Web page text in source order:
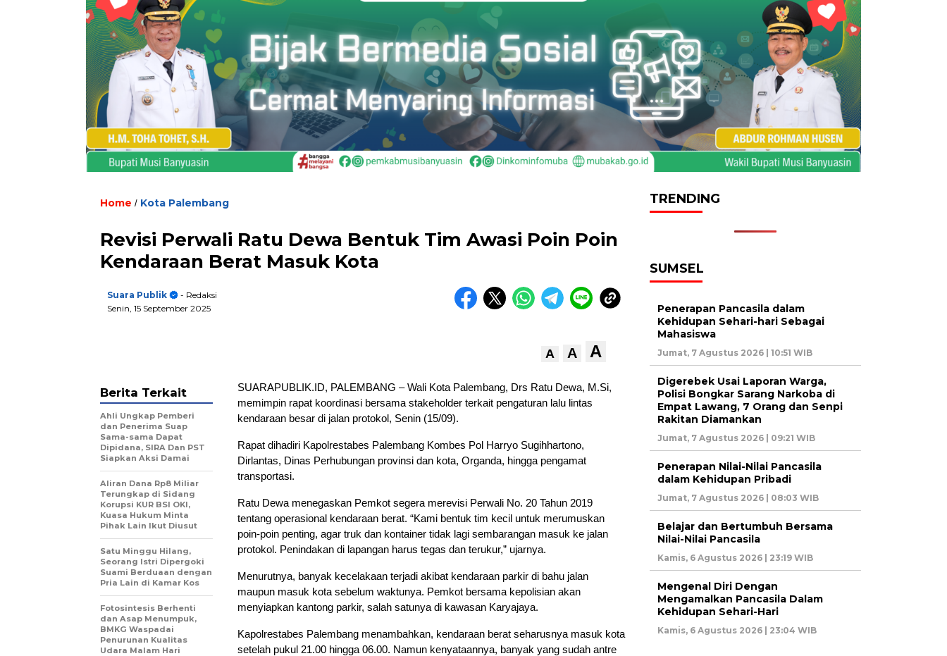
Home / Kota Palembang
Revisi Perwali Ratu Dewa Bentuk Tim Awasi Poin Poin
Kendaraan Berat Masuk Kota
Suara Publik
- Redaksi
Senin, 15 September 2025
A A A
SUARAPUBLIK.ID, PALEMBANG – Wali Kota Palembang, Drs Ratu Dewa, M.Si,
memimpin rapat koordinasi bersama stakeholder terkait pengaturan lalu lintas
kendaraan besar di jalan protokol, Senin (15/09).
Rapat dihadiri Kapolrestabes Palembang Kombes Pol Harryo Sugihhartono,
Dirlantas, Dinas Perhubungan provinsi dan kota, Organda, hingga pengamat
transportasi.
Ratu Dewa menegaskan Pemkot segera merevisi Perwali No. 20 Tahun 2019
tentang operasional kendaraan berat. “Kami bentuk tim kecil untuk merumuskan
poin-poin penting, agar truk dan kontainer tidak lagi sembarangan masuk ke jalan
protokol. Penindakan di lapangan harus tegas dan terukur,” ujarnya.
Menurutnya, banyak kecelakaan terjadi akibat kendaraan parkir di bahu jalan
maupun masuk kota sebelum waktunya. Pemkot bersama kepolisian akan
menyiapkan kantong parkir, salah satunya di kawasan Karyajaya.
Kapolrestabes Palembang menambahkan, kendaraan berat seharusnya masuk kota
setelah pukul 21.00 hingga 06.00. Namun kenyataannya, banyak yang sudah antre
Berita Terkait
Ahli Ungkap Pemberi
dan Penerima Suap
Sama-sama Dapat
Dipidana, SIRA Dan PST
Siapkan Aksi Damai
Aliran Dana Rp8 Miliar
Terungkap di Sidang
Korupsi KUR BSI OKI,
Kuasa Hukum Minta
Pihak Lain Ikut Diusut
Satu Minggu Hilang,
Seorang Istri Dipergoki
Suami Berduaan dengan
Pria Lain di Kamar Kos
Fotosintesis Berhenti
dan Asap Menumpuk,
BMKG Waspadai
Penurunan Kualitas
Udara Malam Hari
TRENDING
SUMSEL
Penerapan Pancasila dalam
Kehidupan Sehari-hari Sebagai
Mahasiswa
Jumat, 7 Agustus 2026 | 10:51 WIB
Digerebek Usai Laporan Warga,
Polisi Bongkar Sarang Narkoba di
Empat Lawang, 7 Orang dan Senpi
Rakitan Diamankan
Jumat, 7 Agustus 2026 | 09:21 WIB
Penerapan Nilai-Nilai Pancasila
dalam Kehidupan Pribadi
Jumat, 7 Agustus 2026 | 08:03 WIB
Belajar dan Bertumbuh Bersama
Nilai-Nilai Pancasila
Kamis, 6 Agustus 2026 | 23:19 WIB
Mengenal Diri Dengan
Mengamalkan Pancasila Dalam
Kehidupan Sehari-Hari
Kamis, 6 Agustus 2026 | 23:04 WIB